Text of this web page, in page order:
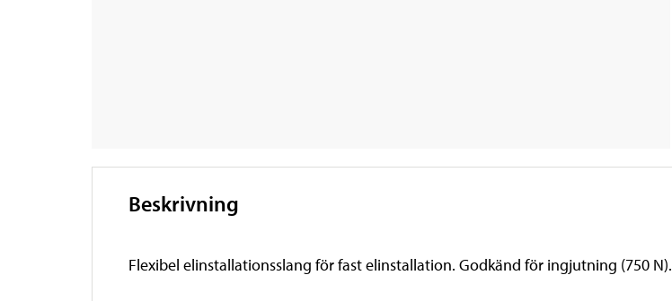
Beskrivning
Flexibel elinstallationsslang för fast elinstallation. Godkänd för ingjutning (750 N).